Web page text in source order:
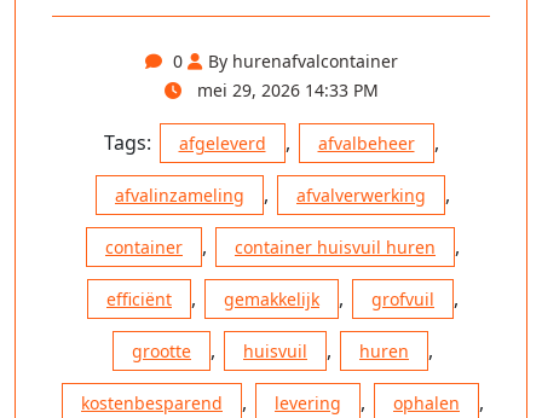
0
By hurenafvalcontainer
mei 29, 2026 14:33 PM
Tags: afgeleverd , afvalbeheer ,
afvalinzameling , afvalverwerking ,
container , container huisvuil huren ,
efficiënt , gemakkelijk , grofvuil ,
grootte , huisvuil , huren ,
kostenbesparend , levering , ophalen ,